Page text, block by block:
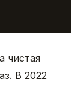
чистая
В 2022